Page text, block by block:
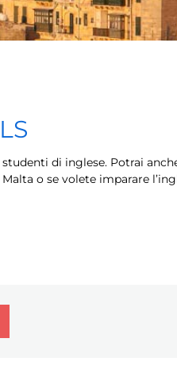
di inglese. Potrai
o se volete imparare